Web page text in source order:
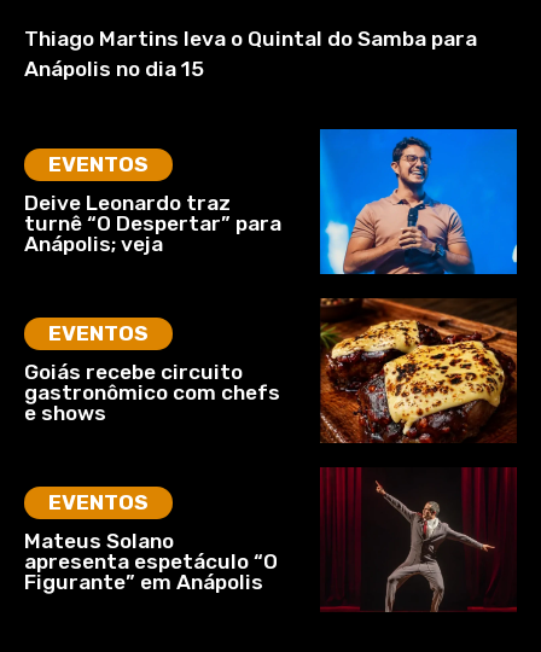
Thiago Martins leva o Quintal do Samba para
Anápolis no dia 15
EVENTOS
Deive Leonardo traz
turnê “O Despertar” para
Anápolis; veja
EVENTOS
Goiás recebe circuito
gastronômico com chefs
e shows
EVENTOS
Mateus Solano
apresenta espetáculo “O
Figurante” em Anápolis